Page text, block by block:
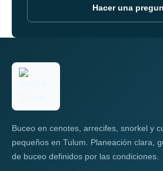
Hacer una
Buceo en cenotes, arrecifes, snorkel y
pequeños en Tulum. Planeación clara,
de buceo definidos por las condiciones.